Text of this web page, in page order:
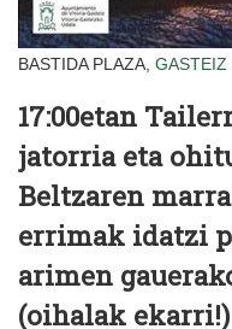
BASTIDA PLAZA, GASTEIZ
17:00etan
jatorria eta
Beltzaren
errimak idatzi
arimen
(oihalak ekarri!)